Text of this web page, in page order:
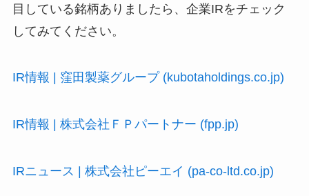
目している銘柄ありましたら、企業IRをチェック
してみてください。
IR情報 | 窪田製薬グループ (kubotaholdings.co.jp)
IR情報 | 株式会社ＦＰパートナー (fpp.jp)
IRニュース | 株式会社ピーエイ (pa-co-ltd.co.jp)